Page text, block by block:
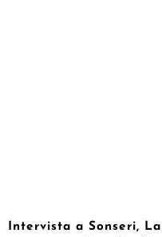
Intervista a Sonseri,